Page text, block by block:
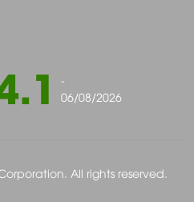
-
06/08/2026
All rights reserved.